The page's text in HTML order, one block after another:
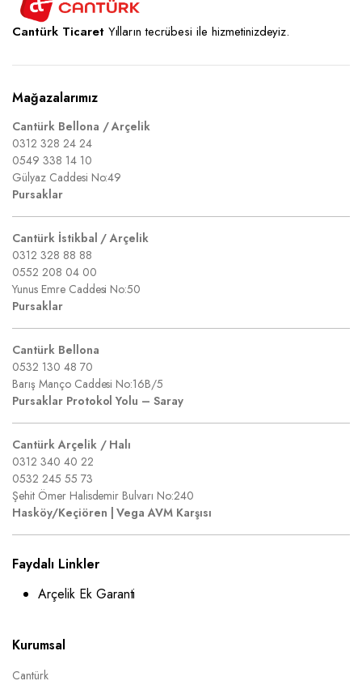
Cantürk TicaretYılların tecrübesi ile hizmetinizdeyiz.
Mağazalarımız
Cantürk Bellona / Arçelik
0312 328 24 24
0549 338 14 10
Gülyaz Caddesi No:49
Pursaklar
Cantürk İstikbal / Arçelik
0312 328 88 88
0552 208 04 00
Yunus Emre Caddesi No:50
Pursaklar
Cantürk Bellona
0532 130 48 70
Barış Manço Caddesi No:16B/5
Pursaklar Protokol Yolu – Saray
Cantürk Arçelik / Halı
0312 340 40 22
0532 245 55 73
Şehit Ömer Halisdemir Bulvarı No:240
Hasköy/Keçiören | Vega AVM Karşısı
Faydalı Linkler
Arçelik Ek Garanti
Kurumsal
Cantürk